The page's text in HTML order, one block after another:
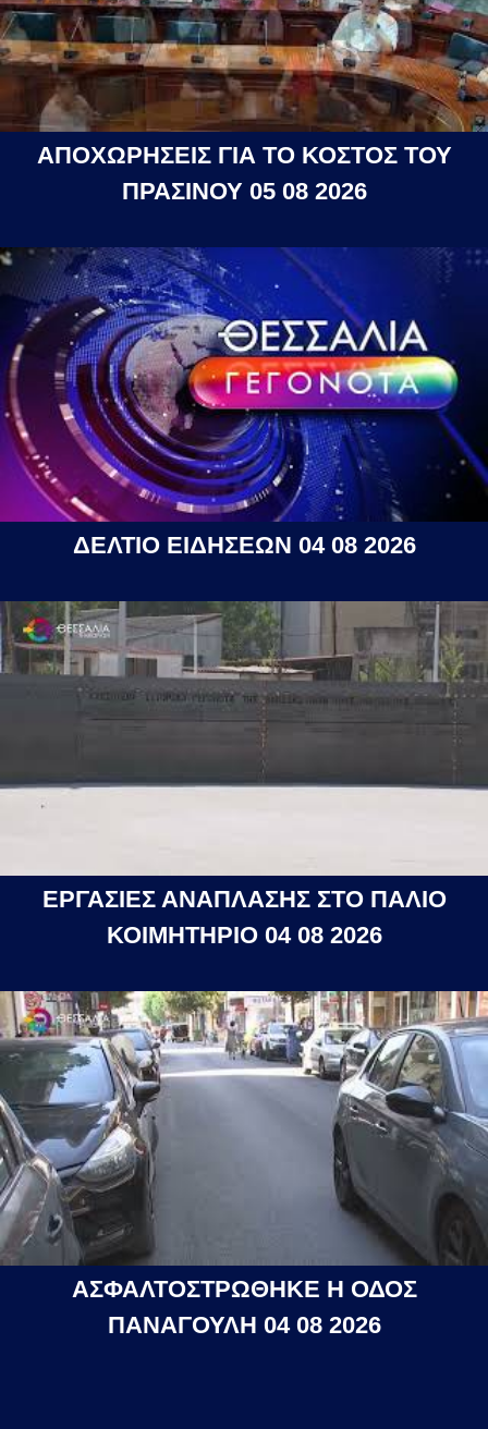
ΑΠΟΧΩΡΗΣΕΙΣ ΓΙΑ ΤΟ ΚΟΣΤΟΣ ΤΟΥ
ΠΡΑΣΙΝΟΥ 05 08 2026
ΔΕΛΤΙΟ ΕΙΔΗΣΕΩΝ 04 08 2026
ΕΡΓΑΣΙΕΣ ΑΝΑΠΛΑΣΗΣ ΣΤΟ ΠΑΛΙΟ
ΚΟΙΜΗΤΗΡΙΟ 04 08 2026
ΑΣΦΑΛΤΟΣΤΡΩΘΗΚΕ Η ΟΔΟΣ
ΠΑΝΑΓΟΥΛΗ 04 08 2026